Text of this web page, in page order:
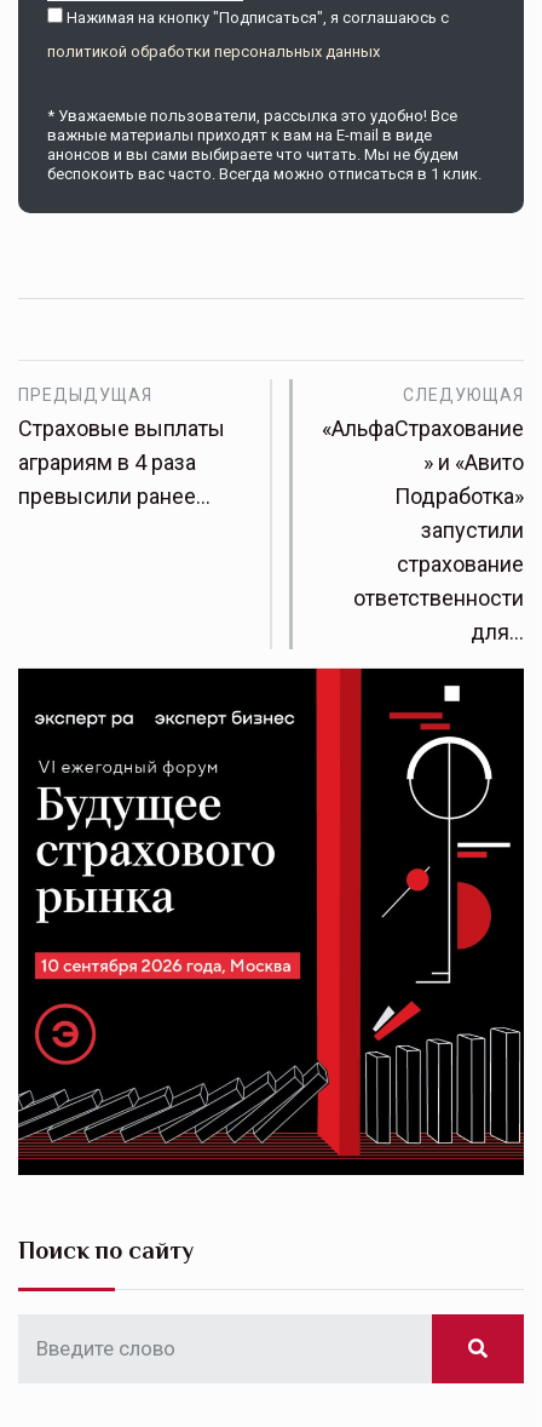
Нажимая на кнопку "Подписаться", я соглашаюсь c
политикой обработки персональных данных
* Уважаемые пользователи, рассылка это удобно! Все
важные материалы приходят к вам на E-mail в виде
анонсов и вы сами выбираете что читать. Мы не будем
беспокоить вас часто. Всегда можно отписаться в 1 клик.
ПРЕДЫДУЩАЯ
Страховые выплаты
аграриям в 4 раза
превысили ранее…
СЛЕДУЮЩАЯ
«АльфаСтрахование
» и «Авито
Подработка»
запустили
страхование
ответственности
для…
Поиск по сайту